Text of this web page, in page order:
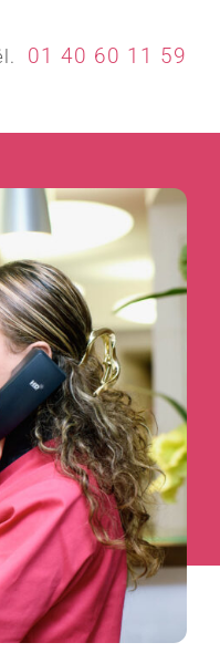
01 40 60 11 59